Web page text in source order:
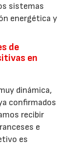
sistemas
energética y
de
en
dinámica,
confirmados
recibir
e
es